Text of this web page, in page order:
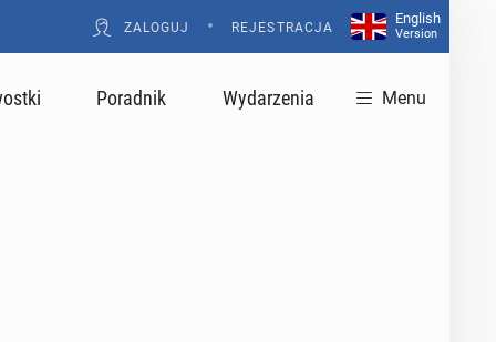
ZALOGUJ • REJESTRACJA
English
Version
Poradnik Wydarzenia Menu